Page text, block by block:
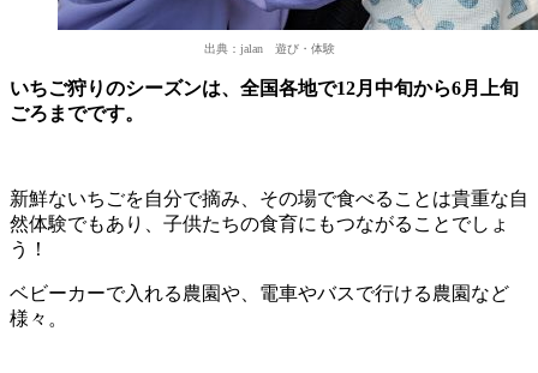
出典：jalan 遊び・体験
いちご狩りのシーズンは、全国各地で12月中旬から6月上旬
ごろまでです。
新鮮ないちごを自分で摘み、その場で食べることは貴重な自
然体験でもあり、子供たちの食育にもつながることでしょ
う！
ベビーカーで入れる農園や、電車やバスで行ける農園など
様々。